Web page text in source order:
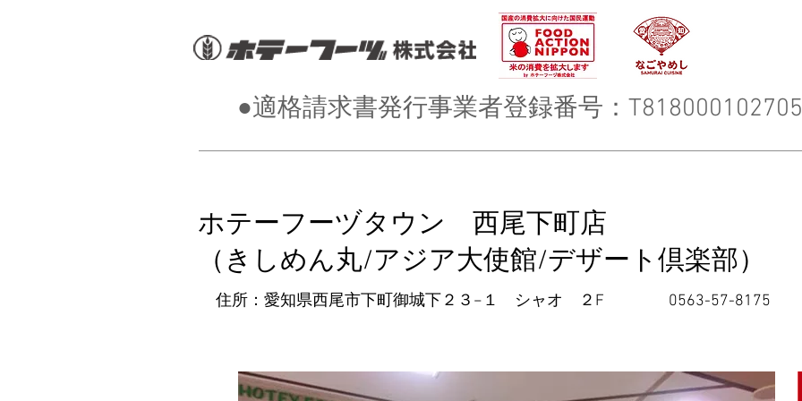
●適格請求書発行事業者登録番号：
ホテーフーヅタウン 西尾下町店
（きしめん丸/アジア大使館/デザート倶楽部）
住所：愛知県西尾市下町御城下２３−１ シャオ ２ F 0563-57-8175